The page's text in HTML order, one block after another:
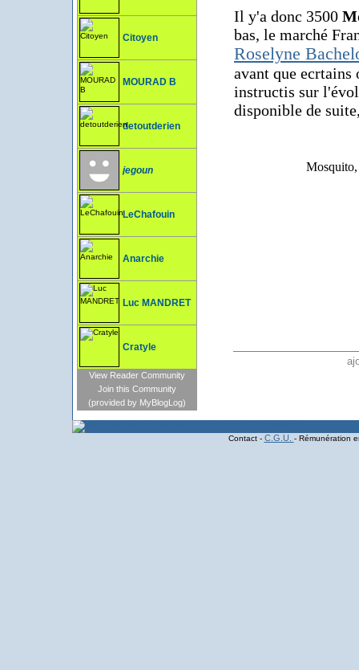
Citoyen
MOURAD B
detoutderien
jegoun
LeChafouin
Anarchie
Luc MANDRET
Cratyle
View Reader Community
Join this Community
(provided by MyBlogLog)
Il y'a donc 3500
bas, le marché
Roselyne
avant que ecrtains
instructis sur
disponible de
Mosquito,
Contact - C.G.U. - Rémunération